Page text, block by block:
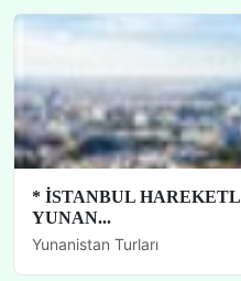
* İSTANBUL
YUNAN...
Yunanistan Turları